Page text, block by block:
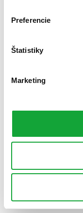
Preferencie
Štatistiky
Marketing